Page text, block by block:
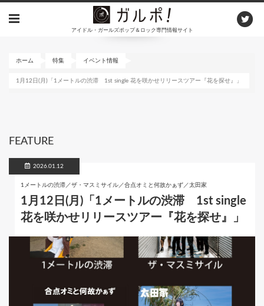
アイドル・ガールズポップ＆ロック専門情報サイト
ホーム 特集 イベント情報
1月12日(月)「1メートルの渋滞 1st single 花を咲かせリリースツアー『花を探せ』」
FEATURE
2026.01.12
1メートルの渋滞／ザ・マスミサイル／合点オミと何故かぁず／太田家
1月12日(月)「1メートルの渋滞 1st single
花を咲かせリリースツアー『花を探せ』」